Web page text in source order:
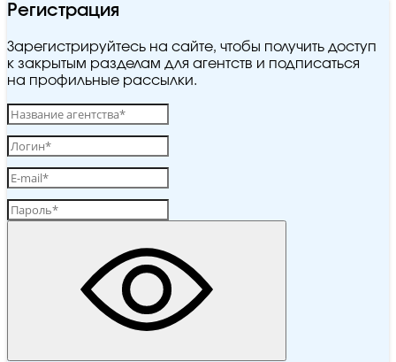
Регистрация
Зарегистрируйтесь на сайте, чтобы получить доступ
к закрытым разделам для агентств и подписаться
на профильные рассылки.